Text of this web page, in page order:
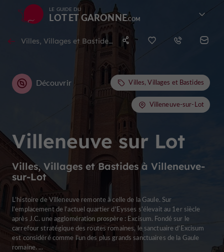
LE GUIDE DU
LOT ET GARONNE
Villes, Villages et Bastides à Villeneuve-sur-Lot
Villeneuve sur Lot
Villes, Villages et Bastides à Villeneuve-
sur-Lot
Découvrir Villes, Villages et Bastides
Villeneuve-sur-Lot
L’histoire de Villeneuve remonte à celle de la Gaule. Sur
l'emplacement de l'actuel quartier d'Eysses s'élevait au 1er siècle
après J.C. une agglomération prospère : Excisum. Fondé sur le
carrefour stratégique des routes romaines, le sanctuaire d’Excisum
est considéré comme l’un des plus grands sanctuaires de la Gaule
romaine. ...